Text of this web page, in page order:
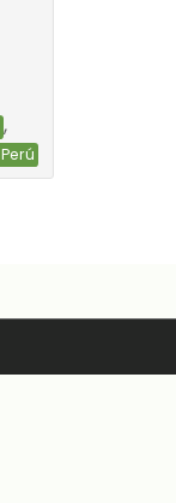
,
Perú